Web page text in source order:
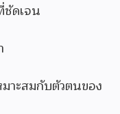
ดเจน
าะสมกับตัวตนของ